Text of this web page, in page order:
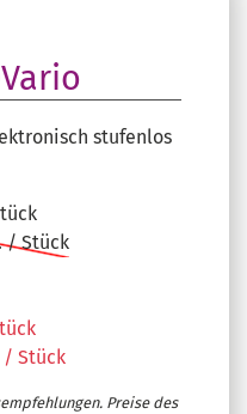
stufenlos
/ Stück
/ Stück
Preise des